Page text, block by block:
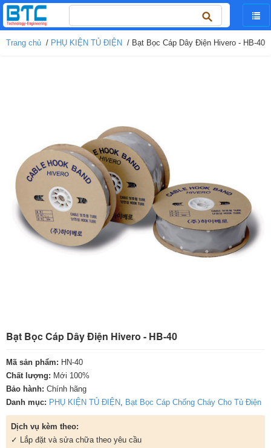
Tìm
kiếm
cho:
Trang chủ / PHỤ KIỆN TỦ ĐIỆN / Bạt Bọc Cáp Dây Điện Hivero - HB-40
Bạt Bọc Cáp Dây Điện Hivero - HB-40
Mã sản phẩm: HN-40
Chất lượng: Mới 100%
Bảo hành: Chính hãng
Danh mục: PHỤ KIỆN TỦ ĐIỆN, Bạt Bọc Cáp Chống Cháy Cho Tủ Điện
Dịch vụ kèm theo:
✓ Lắp đặt và sửa chữa theo yêu cầu